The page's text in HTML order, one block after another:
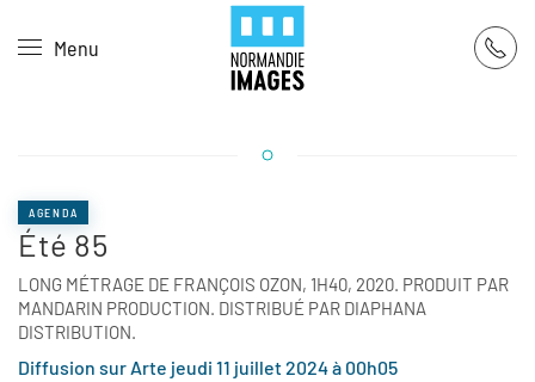
Skip to main content
Menu
AGENDA
Été 85
LONG MÉTRAGE DE FRANÇOIS OZON, 1H40, 2020. PRODUIT PAR
MANDARIN PRODUCTION. DISTRIBUÉ PAR DIAPHANA
DISTRIBUTION.
Diffusion sur Arte jeudi 11 juillet 2024 à 00h05
Panneau de gestion des cookies